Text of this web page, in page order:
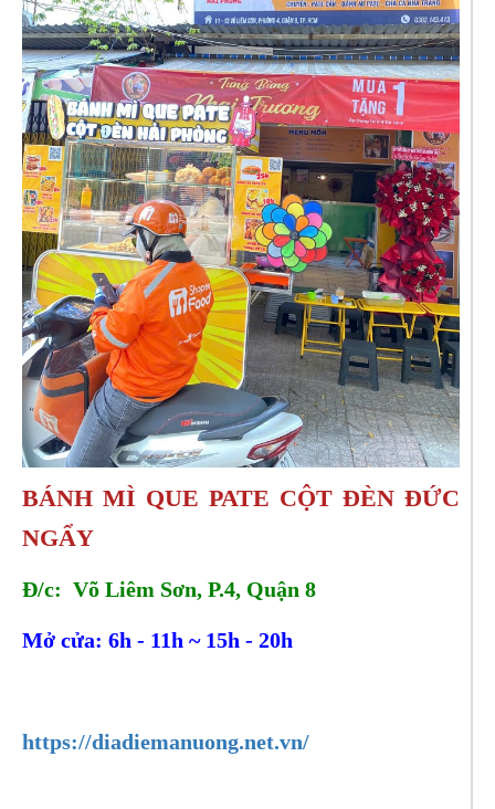
BÁNH MÌ QUE PATE CỘT ĐÈN ĐỨC
NGẨY
Đ/c: Võ Liêm Sơn, P.4, Quận 8
Mở cửa: 6h - 11h ~ 15h - 20h
https://diadiemanuong.net.vn/